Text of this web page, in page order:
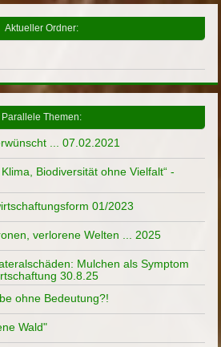
Aktueller Ordner:
Parallele Themen:
... 07.02.2021
Klima, Biodiversität ohne Vielfalt“ -
01/2023
verlorene Welten ... 2025
Mulchen als Symptom
30.8.25
ohne Bedeutung?!
Wald"